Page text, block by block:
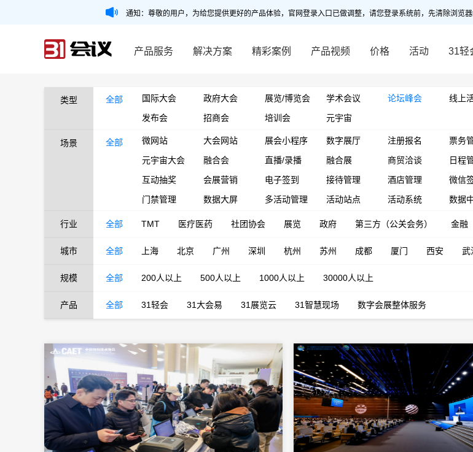
通知：尊敬的用户，为给您提供更好的产品体验，官网登录入口已做调整，请您登录系统前，先清除浏览
产品服务 解决方案 精彩案例 产品视频 价格 活动 31轻
类型 全部 国际大会 政府大会 展览/博览会 学术会议 论坛峰会 线上
发布会
招商会 培训会 元宇宙
场景 全部 微网站 大会网站 展会小程序 数字展厅 注册报名 票务
元宇宙大会
融合会 直播/录播 融合展 商贸洽谈 日程
互动抽奖
会展营销 电子签到 接待管理 酒店管理 微信
门禁管理
数据大屏 多活动管理 活动站点 活动系统 数据
行业 全部 TMT 医疗医药 社团协会 展览 政府 第三方（公关会务） 金融
城市 全部 上海 北京 广州 深圳 杭州 苏州 成都 厦门 西安 武
规模 全部 200人以上 500人以上 1000人以上 30000人以上
产品 全部 31轻会 31大会易 31展览云 31智慧现场 数字会展整体服务